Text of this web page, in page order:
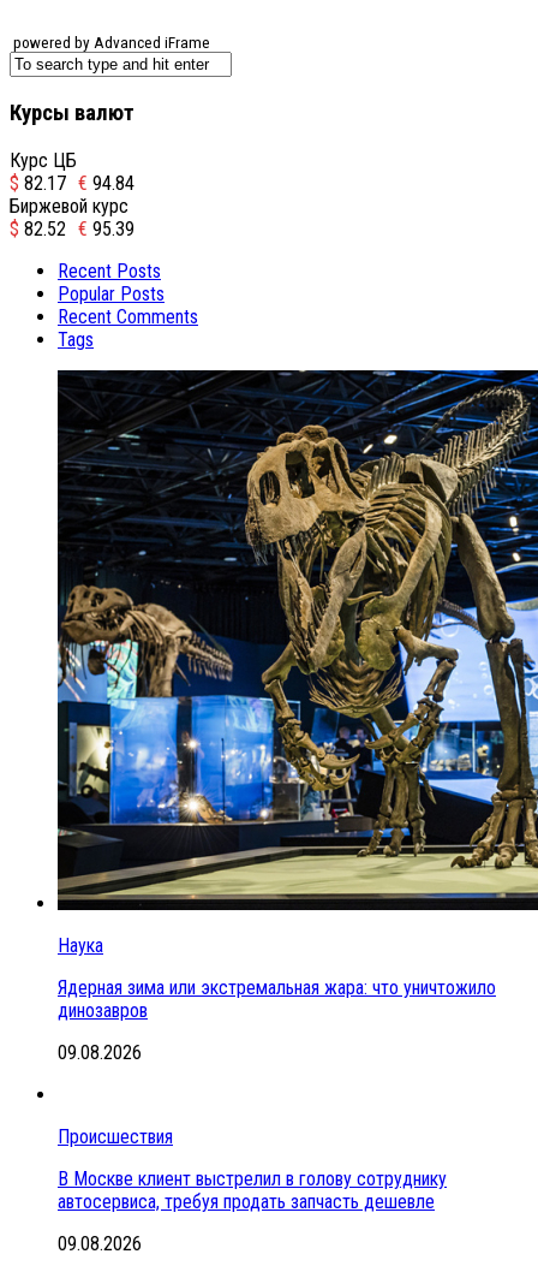
powered by Advanced iFrame
Курсы валют
Курс ЦБ
$ 82.17 € 94.84
Биржевой курс
$ 82.52 € 95.39
Recent Posts
Popular Posts
Recent Comments
Tags
Наука
Ядерная зима или экстремальная жара: что уничтожило
динозавров
09.08.2026
Происшествия
В Москве клиент выстрелил в голову сотруднику
автосервиса, требуя продать запчасть дешевле
09.08.2026